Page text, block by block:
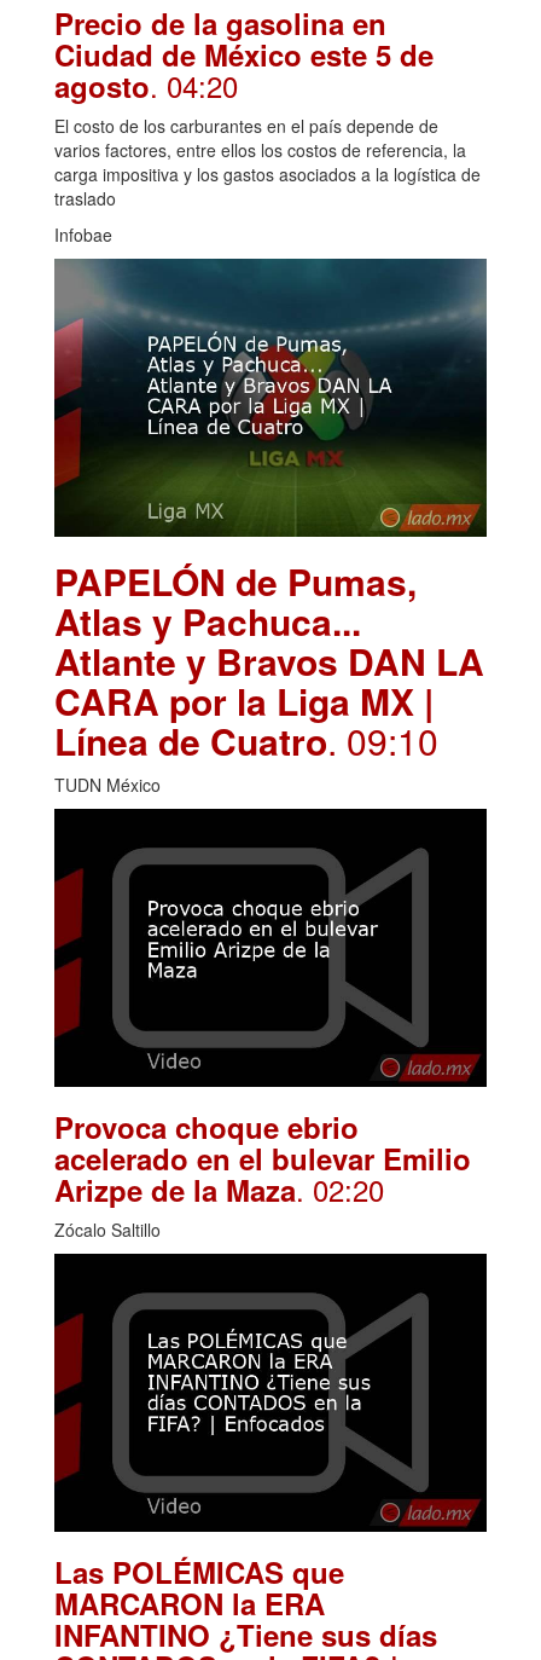
Precio de la gasolina en
Ciudad de México este 5 de
agosto. 04:20
El costo de los carburantes en el país depende de
varios factores, entre ellos los costos de referencia, la
carga impositiva y los gastos asociados a la logística de
traslado
Infobae
PAPELÓN de Pumas,
Atlas y Pachuca...
Atlante y Bravos DAN LA
CARA por la Liga MX |
Línea de Cuatro. 09:10
TUDN México
Provoca choque ebrio
acelerado en el bulevar Emilio
Arizpe de la Maza. 02:20
Zócalo Saltillo
Las POLÉMICAS que
MARCARON la ERA
INFANTINO ¿Tiene sus días